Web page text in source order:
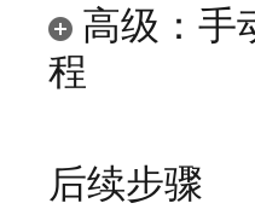
高级：手
程
后续步骤